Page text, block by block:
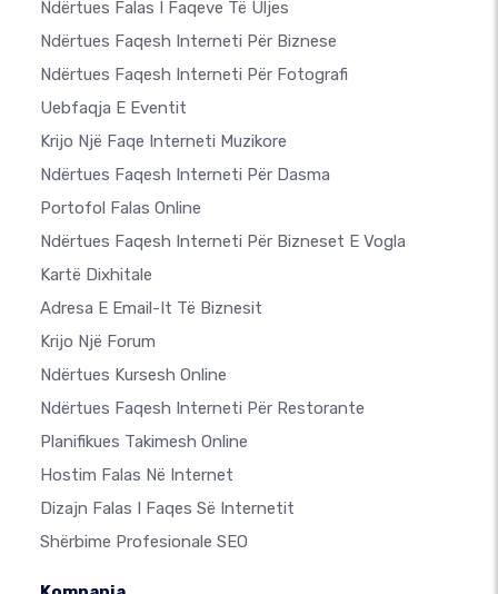
Ndërtues Falas I Faqeve Të Uljes
Ndërtues Faqesh Interneti Për Biznese
Ndërtues Faqesh Interneti Për Fotografi
Uebfaqja E Eventit
Krijo Një Faqe Interneti Muzikore
Ndërtues Faqesh Interneti Për Dasma
Portofol Falas Online
Ndërtues Faqesh Interneti Për Bizneset E Vogla
Kartë Dixhitale
Adresa E Email-It Të Biznesit
Krijo Një Forum
Ndërtues Kursesh Online
Ndërtues Faqesh Interneti Për Restorante
Planifikues Takimesh Online
Hostim Falas Në Internet
Dizajn Falas I Faqes Së Internetit
Shërbime Profesionale SEO